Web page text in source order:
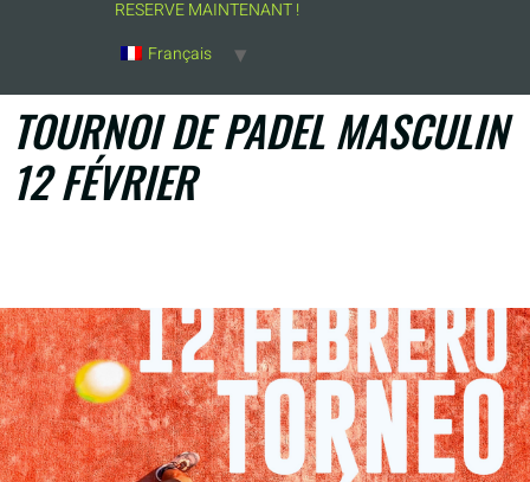
RESERVE MAINTENANT !
Français
TOURNOI DE PADEL MASCULIN
12 FÉVRIER